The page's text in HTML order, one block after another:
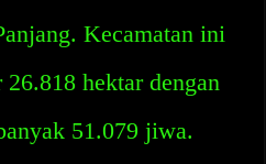
Kecamatan ini
hektar dengan
51.079 jiwa.